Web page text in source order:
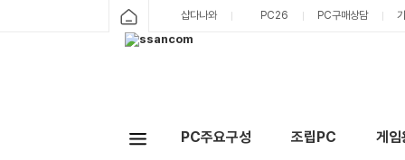
샵다나와 PC26 PC구매상담
PC주요구성 조립PC 게